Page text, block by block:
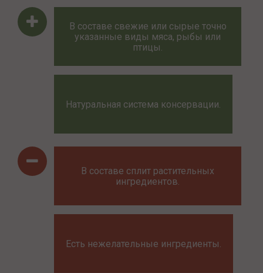
В составе свежие или сырые точно
указанные виды мяса, рыбы или
птицы.
Натуральная система консервации.
В составе сплит растительных
ингредиентов.
Есть нежелательные ингредиенты.